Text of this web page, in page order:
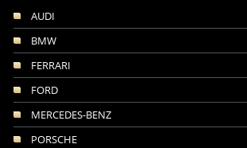
AUDI
BMW
FERRARI
FORD
MERCEDES-BENZ
PORSCHE